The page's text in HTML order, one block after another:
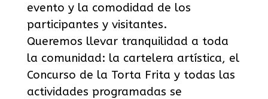
evento y la comodidad de los
participantes y visitantes.
Queremos llevar tranquilidad a toda
la comunidad: la cartelera artística, el
Concurso de la Torta Frita y todas las
actividades programadas se